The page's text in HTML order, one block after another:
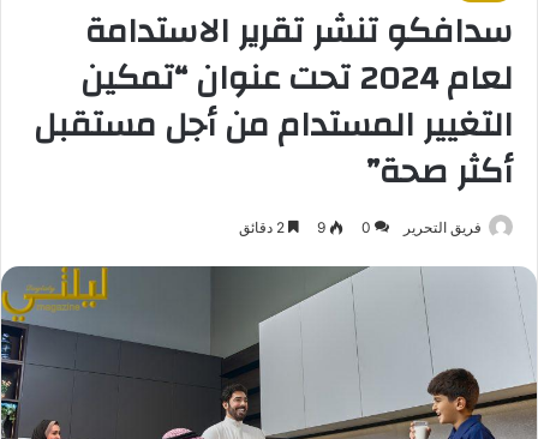
سدافكو تنشر تقرير الاستدامة
لعام 2024 تحت عنوان “تمكين
التغيير المستدام من أجل مستقبل
أكثر صحة”
فريق التحرير 0
9